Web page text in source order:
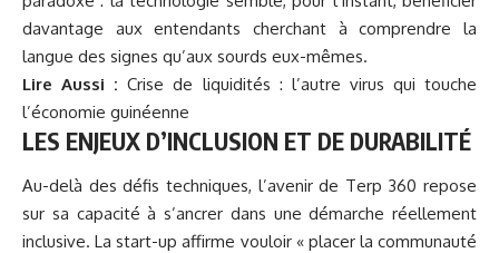
davantage aux entendants cherchant à comprendre la
langue des signes qu’aux sourds eux-mêmes.
Lire Aussi : Crise de liquidités : l’autre virus qui touche
l’économie guinéenne
LES ENJEUX D’INCLUSION ET DE DURABILITÉ
Au-delà des défis techniques, l’avenir de Terp 360 repose
sur sa capacité à s’ancrer dans une démarche réellement
inclusive. La start-up affirme vouloir « placer la communauté